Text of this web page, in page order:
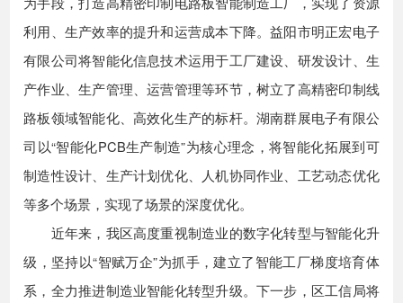
利用、生产效率的提升和运营成本下降。益阳市明正宏电子
有限公司将智能化信息技术运用于工厂建设、研发设计、生
产作业、生产管理、运营管理等环节，树立了高精密印制线
路板领域智能化、高效化生产的标杆。湖南群展电子有限公
司以“智能化PCB生产制造”为核心理念，将智能化拓展到可
制造性设计、生产计划优化、人机协同作业、工艺动态优化
等多个场景，实现了场景的深度优化。
近年来，我区高度重视制造业的数字化转型与智能化升
级，坚持以“智赋万企”为抓手，建立了智能工厂梯度培育体
系，全力推进制造业智能化转型升级。下一步，区工信局将